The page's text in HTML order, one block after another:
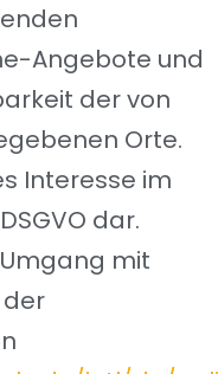
Angebote und
der von
Orte.
Interesse im
dar.
mit
der